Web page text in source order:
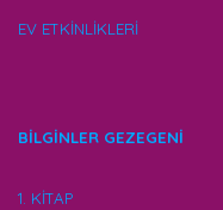
EV ETKİNLİKLERİ
BİLGİNLER GEZEGENİ
1. KİTAP